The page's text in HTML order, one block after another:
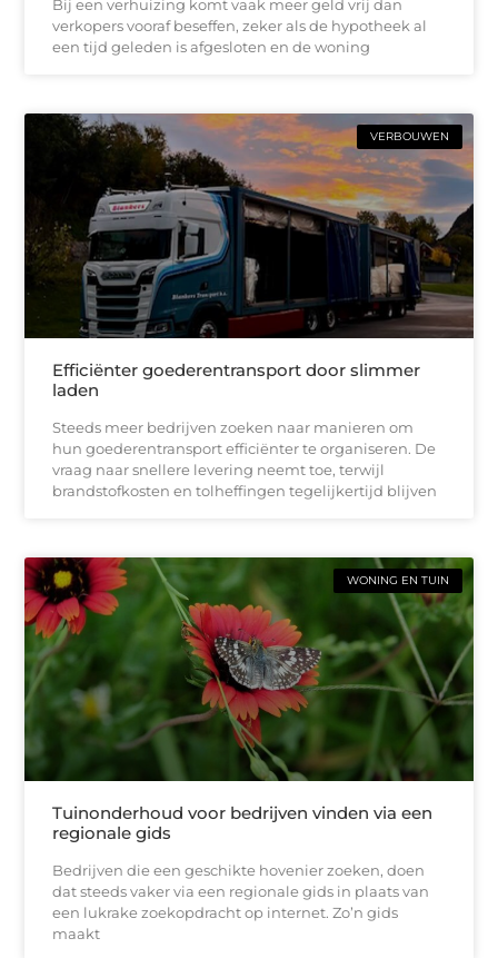
Bij een verhuizing komt vaak meer geld vrij dan
verkopers vooraf beseffen, zeker als de hypotheek al
een tijd geleden is afgesloten en de woning
VERBOUWEN
Efficiënter goederentransport door slimmer
laden
Steeds meer bedrijven zoeken naar manieren om
hun goederentransport efficiënter te organiseren. De
vraag naar snellere levering neemt toe, terwijl
brandstofkosten en tolheffingen tegelijkertijd blijven
WONING EN TUIN
Tuinonderhoud voor bedrijven vinden via een
regionale gids
Bedrijven die een geschikte hovenier zoeken, doen
dat steeds vaker via een regionale gids in plaats van
een lukrake zoekopdracht op internet. Zo’n gids
maakt